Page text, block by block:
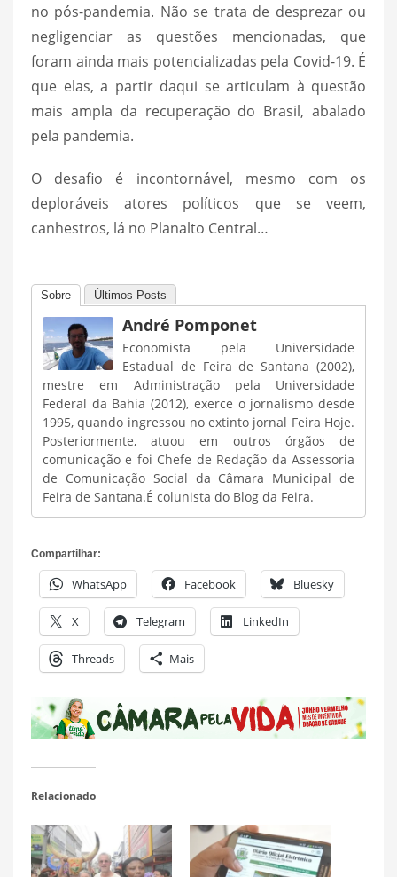
no pós-pandemia. Não se trata de desprezar ou
negligenciar as questões mencionadas, que
foram ainda mais potencializadas pela Covid-19. É
que elas, a partir daqui se articulam à questão
mais ampla da recuperação do Brasil, abalado
pela pandemia.
O desafio é incontornável, mesmo com os
deploráveis atores políticos que se veem,
canhestros, lá no Planalto Central…
Sobre Últimos Posts
André Pomponet
Economista pela Universidade
Estadual de Feira de Santana (2002),
mestre em Administração pela Universidade
Federal da Bahia (2012), exerce o jornalismo desde
1995, quando ingressou no extinto jornal Feira Hoje.
Posteriormente, atuou em outros órgãos de
comunicação e foi Chefe de Redação da Assessoria
de Comunicação Social da Câmara Municipal de
Feira de Santana.É colunista do Blog da Feira.
Compartilhar:
WhatsApp Facebook Bluesky
X Telegram LinkedIn
Threads Mais
Relacionado